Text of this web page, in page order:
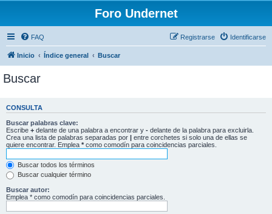
Foro Undernet
FAQ Identificarse
Registrarse
Inicio Índice general Buscar
Buscar
CONSULTA
Buscar palabras clave:
Escribe + delante de una palabra a encontrar y - delante de la palabra para excluirla.
Crea una lista de palabras separadas por | entre corchetes si solo una de ellas se
quiere encontrar. Emplea * como comodín para coincidencias parciales.
Buscar todos los términos
Buscar cualquier término
Buscar autor:
Emplea * como comodín para coincidencias parciales.